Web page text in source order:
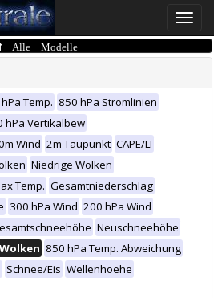
Toggle
Alle Modelle
Temp. 850 hPa Stromlinien
hPa Vertikalbew
Wind 2m Taupunkt CAPE/LI
Niedrige Wolken
Temp. Gesamtniederschlag
300 hPa Wind 200 hPa Wind
Neuschneehöhe
850 hPa Temp. Abweichung
Schnee/Eis Wellenhoehe